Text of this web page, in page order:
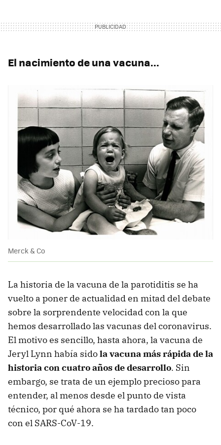
El nacimiento de una vacuna...
Merck & Co
La historia de la vacuna de la parotiditis se ha
vuelto a poner de actualidad en mitad del debate
sobre la sorprendente velocidad con la que
hemos desarrollado las vacunas del coronavirus.
El motivo es sencillo, hasta ahora, la vacuna de
Jeryl Lynn había sidola vacuna más rápida de la
historia con cuatro años de desarrollo. Sin
embargo, se trata de un ejemplo precioso para
entender, al menos desde el punto de vista
técnico, por qué ahora se ha tardado tan poco
con el SARS-CoV-19.